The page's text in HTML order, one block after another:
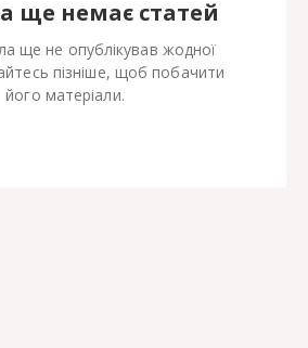
ще немає статей
ще не опублікував жодної
пізніше, щоб побачити
його матеріали.